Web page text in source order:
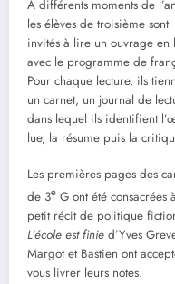
A différents moments de
les élèves de troisième sont
invités à lire un ouvrage en
avec le programme de
Pour chaque lecture, ils
un carnet, un journal de
dans lequel ils identifient
lue, la résume puis la
Les premières pages des
de 3e G ont été consacrées
petit récit de politique
L’école est finie d’Yves
Margot et Bastien ont
vous livrer leurs notes.